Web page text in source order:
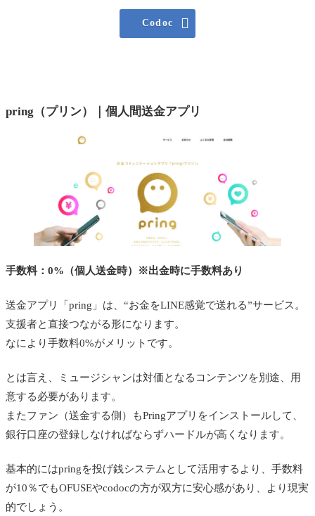
Codoc 
pring（プリン）｜個人間送金アプリ
手数料：0%（個人送金時）※出金時に手数料あり
送金アプリ「pring」は、“お金をLINE感覚で送れる”サービス。
支援者と直接つながる形になります。
なにより手数料0%がメリットです。
とは言え、ミュージシャンは対価となるコンテンツを別途、用
意する必要があります。
またファン（送金する側）もPringアプリをインストールして、
銀行口座の登録しなければならずハードルが高くなります。
基本的にはpringを投げ銭システムとして活用するより、手数料
が10％でもOFUSEやcodocの方が双方に安心感があり、より現実
的でしょう。